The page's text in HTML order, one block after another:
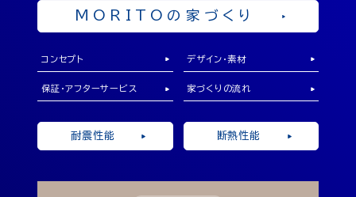
MORITOの家づくり
コンセプト デザイン・素材
保証・アフターサービス 家づくりの流れ
耐震性能 断熱性能